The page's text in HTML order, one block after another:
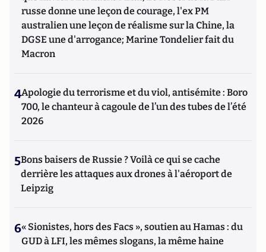
russe donne une leçon de courage, l'ex PM
australien une leçon de réalisme sur la Chine, la
DGSE une d'arrogance; Marine Tondelier fait du
Macron
4Apologie du terrorisme et du viol, antisémite : Boro
700, le chanteur à cagoule de l’un des tubes de l’été
2026
5Bons baisers de Russie ? Voilà ce qui se cache
derrière les attaques aux drones à l'aéroport de
Leipzig
6« Sionistes, hors des Facs », soutien au Hamas : du
GUD à LFI, les mêmes slogans, la même haine